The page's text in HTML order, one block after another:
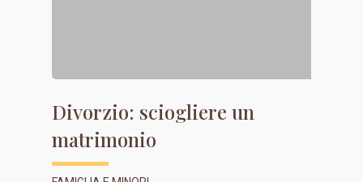
Divorzio: sciogliere un
matrimonio